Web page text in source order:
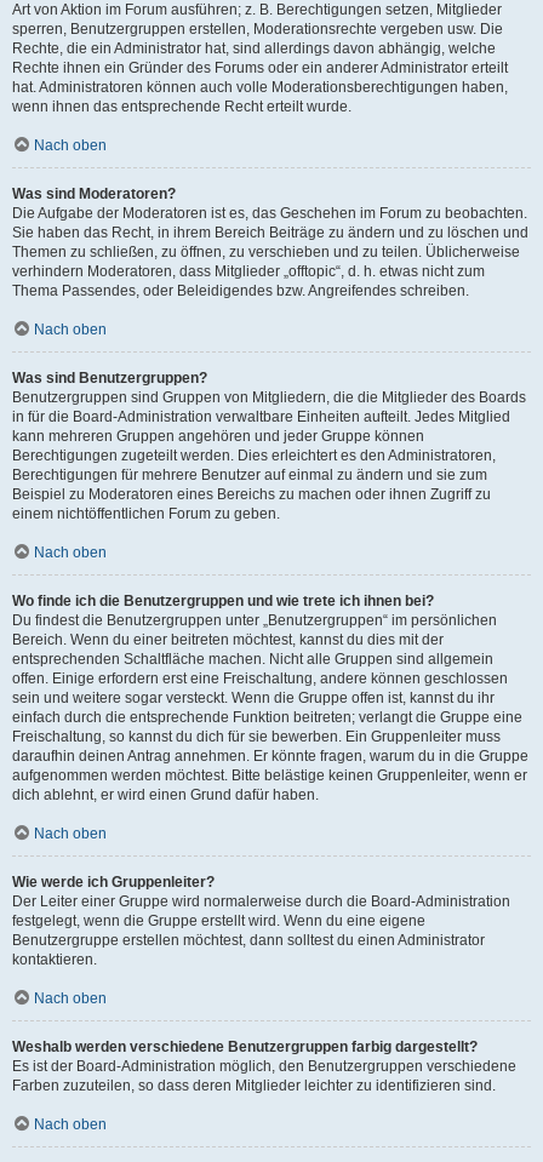
Art von Aktion im Forum ausführen; z. B. Berechtigungen setzen, Mitglieder
sperren, Benutzergruppen erstellen, Moderationsrechte vergeben usw. Die
Rechte, die ein Administrator hat, sind allerdings davon abhängig, welche
Rechte ihnen ein Gründer des Forums oder ein anderer Administrator erteilt
hat. Administratoren können auch volle Moderationsberechtigungen haben,
wenn ihnen das entsprechende Recht erteilt wurde.
Nach oben
Was sind Moderatoren?
Die Aufgabe der Moderatoren ist es, das Geschehen im Forum zu beobachten.
Sie haben das Recht, in ihrem Bereich Beiträge zu ändern und zu löschen und
Themen zu schließen, zu öffnen, zu verschieben und zu teilen. Üblicherweise
verhindern Moderatoren, dass Mitglieder „offtopic“, d. h. etwas nicht zum
Thema Passendes, oder Beleidigendes bzw. Angreifendes schreiben.
Nach oben
Was sind Benutzergruppen?
Benutzergruppen sind Gruppen von Mitgliedern, die die Mitglieder des Boards
in für die Board-Administration verwaltbare Einheiten aufteilt. Jedes Mitglied
kann mehreren Gruppen angehören und jeder Gruppe können
Berechtigungen zugeteilt werden. Dies erleichtert es den Administratoren,
Berechtigungen für mehrere Benutzer auf einmal zu ändern und sie zum
Beispiel zu Moderatoren eines Bereichs zu machen oder ihnen Zugriff zu
einem nichtöffentlichen Forum zu geben.
Nach oben
Wo finde ich die Benutzergruppen und wie trete ich ihnen bei?
Du findest die Benutzergruppen unter „Benutzergruppen“ im persönlichen
Bereich. Wenn du einer beitreten möchtest, kannst du dies mit der
entsprechenden Schaltfläche machen. Nicht alle Gruppen sind allgemein
offen. Einige erfordern erst eine Freischaltung, andere können geschlossen
sein und weitere sogar versteckt. Wenn die Gruppe offen ist, kannst du ihr
einfach durch die entsprechende Funktion beitreten; verlangt die Gruppe eine
Freischaltung, so kannst du dich für sie bewerben. Ein Gruppenleiter muss
daraufhin deinen Antrag annehmen. Er könnte fragen, warum du in die Gruppe
aufgenommen werden möchtest. Bitte belästige keinen Gruppenleiter, wenn er
dich ablehnt, er wird einen Grund dafür haben.
Nach oben
Wie werde ich Gruppenleiter?
Der Leiter einer Gruppe wird normalerweise durch die Board-Administration
festgelegt, wenn die Gruppe erstellt wird. Wenn du eine eigene
Benutzergruppe erstellen möchtest, dann solltest du einen Administrator
kontaktieren.
Nach oben
Weshalb werden verschiedene Benutzergruppen farbig dargestellt?
Es ist der Board-Administration möglich, den Benutzergruppen verschiedene
Farben zuzuteilen, so dass deren Mitglieder leichter zu identifizieren sind.
Nach oben